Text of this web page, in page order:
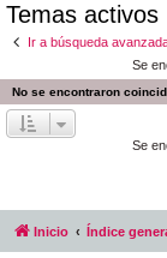
Temas activos
Ir a búsqueda
Se
No se encontraron
Se
Inicio Índice